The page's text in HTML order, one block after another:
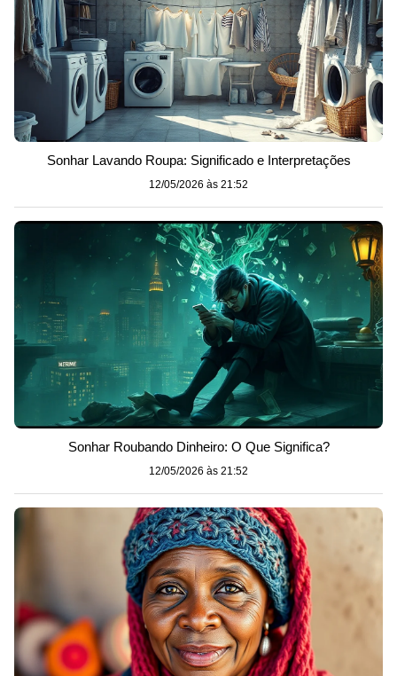
Sonhar Lavando Roupa: Significado e Interpretações
12/05/2026 às 21:52
Sonhar Roubando Dinheiro: O Que Significa?
12/05/2026 às 21:52